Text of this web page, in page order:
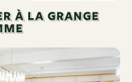
à la Grange